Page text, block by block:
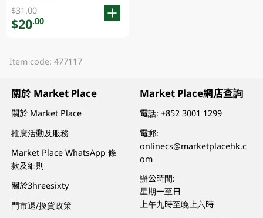
$31.00
$20.00
Item code: 477117
關於 Market Place
關於 Market Place
推廣活動及服務
Market Place WhatsApp 條
款及細則
關於3hreesixty
門市退/換貨政策
Market Place網店查詢
電話:+852 3001 1299
電郵:
onlinecs@marketplacehk.c
om
辦公時間:
星期一至日
上午九時至晚上六時